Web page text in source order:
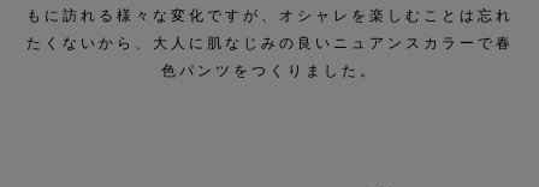
もに訪れる様々な変化ですが、オシャレを楽しむことは忘れ
たくないから、大人に肌なじみの良いニュアンスカラーで春
色パンツをつくりました。